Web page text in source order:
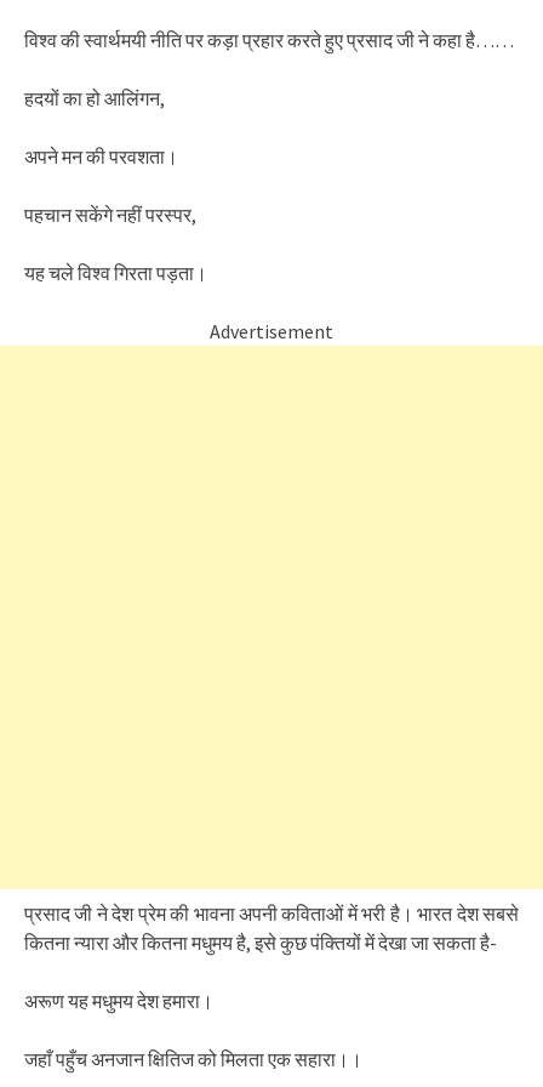
विश्व की स्वार्थमयी नीति पर कड़ा प्रहार करते हुए प्रसाद जी ने कहा है……
हदयों का हो आलिंगन,
अपने मन की परवशता।
पहचान सकेंगे नहीं परस्पर,
यह चले विश्व गिरता पड़ता।
Advertisement
प्रसाद जी ने देश प्रेम की भावना अपनी कविताओं में भरी है। भारत देश सबसे
कितना न्यारा और कितना मधुमय है, इसे कुछ पंक्तियों में देखा जा सकता है-
अरूण यह मधुमय देश हमारा।
जहाँ पहुँच अनजान क्षितिज को मिलता एक सहारा।।